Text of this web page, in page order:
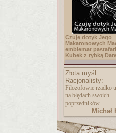
Czuję dotyk Jego
Makaronowych
emblemat
Kubek z rybką
Złota myśl
Racjonalisty:
Filozofowie rzadko
na błędach swoich
poprzedników.
Michał